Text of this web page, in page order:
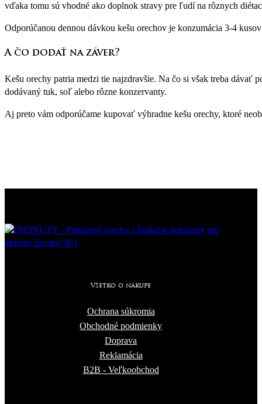
vďaka tomu sú vhodné ako doplnok stravy pre ľudí na rôznych
Odporúčanou dennou dávkou kešu orechov je konzumácia 3-4
A čo dodať na záver?
Kešu orechy patria medzi tie najzdravšie. Na čo si však treba dávať
dodávaný tuk, soľ alebo rôzne konzervanty.
Aj preto vám odporúčame kupovať výhradne kešu orechy, ktoré
Všetko o nákupe
Ochrana súkromia
Obchodné podmienky
Doprava
Reklamácia
B2B - Veľkoobchod